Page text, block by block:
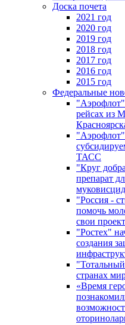
Доска почета
2021 год
2020 год
2019 год
2018 год
2017 год
2016 год
2015 год
Федеральные
рейсах из
"Аэрофлот"
ТАСС
"Круг
препарат
"Россия -
помочь
свои
"Ростех"
создания
странах
«Время